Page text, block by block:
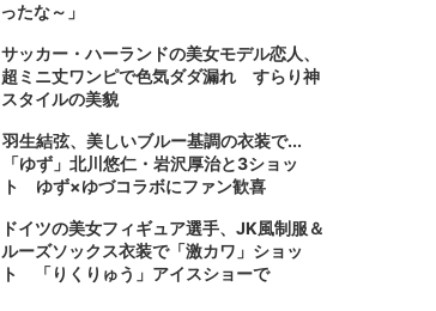
ったな～」
サッカー・ハーランドの美女モデル恋人、
超ミニ丈ワンピで色気ダダ漏れ すらり神
スタイルの美貌
羽生結弦、美しいブルー基調の衣装で...
「ゆず」北川悠仁・岩沢厚治と3ショッ
ト ゆず×ゆづコラボにファン歓喜
ドイツの美女フィギュア選手、JK風制服＆
ルーズソックス衣装で「激カワ」ショッ
ト 「りくりゅう」アイスショーで